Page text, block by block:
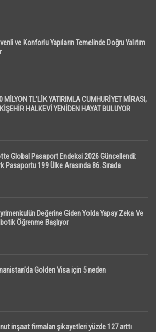
ve Konforlu Yapıların Temelinde Doğru Yalıtım
MİLYON TL’LİK YATIRIMLA CUMHURİYET MİRASI,
HALKEVİ YENİDEN HAYAT BULUYOR
Global Pasaport Endeksi 2026 Güncellendi:
Pasaportu 199 Ülke Arasında 86. Sırada
Değerine Giden Yolda Yapay Zeka Ve
Öğrenme Başlıyor
Golden Visa için 5 neden
inşaat firmaları şikayetleri yüzde 127 arttı